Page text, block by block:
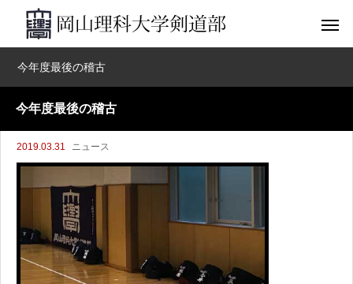
今年度最後の稽古
今年度最後の稽古
2019.03.31 ニュース